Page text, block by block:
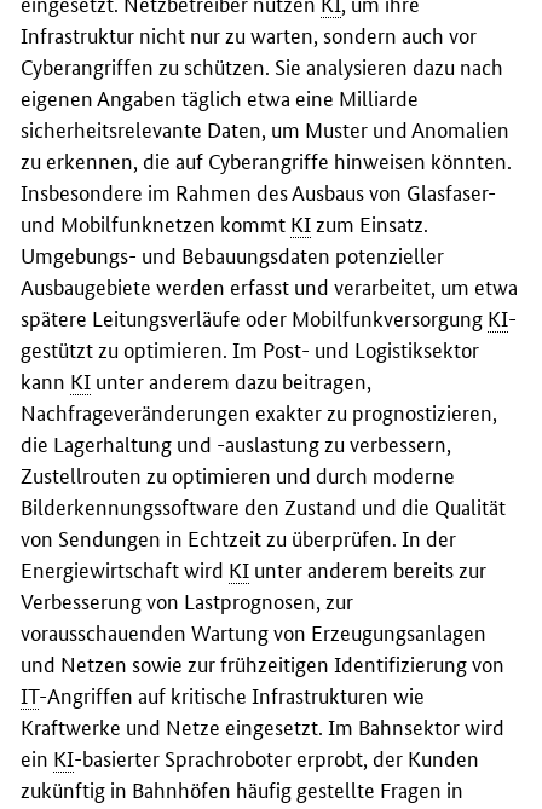
Infrastruktur nicht nur zu warten, sondern auch vor
Cyberangriffen zu schützen. Sie analysieren dazu nach
eigenen Angaben täglich etwa eine Milliarde
sicherheitsrelevante Daten, um Muster und Anomalien
zu erkennen, die auf Cyberangriffe hinweisen könnten.
Insbesondere im Rahmen des Ausbaus von Glasfaser-
und Mobilfunknetzen kommt KI zum Einsatz.
Umgebungs- und Bebauungsdaten potenzieller
Ausbaugebiete werden erfasst und verarbeitet, um etwa
spätere Leitungsverläufe oder Mobilfunkversorgung KI-
gestützt zu optimieren. Im Post- und Logistiksektor
kann KI unter anderem dazu beitragen,
Nachfrageveränderungen exakter zu prognostizieren,
die Lagerhaltung und -auslastung zu verbessern,
Zustellrouten zu optimieren und durch moderne
Bilderkennungssoftware den Zustand und die Qualität
von Sendungen in Echtzeit zu überprüfen. In der
Energiewirtschaft wird KI unter anderem bereits zur
Verbesserung von Lastprognosen, zur
vorausschauenden Wartung von Erzeugungsanlagen
und Netzen sowie zur frühzeitigen Identifizierung von
IT-Angriffen auf kritische Infrastrukturen wie
Kraftwerke und Netze eingesetzt. Im Bahnsektor wird
ein KI-basierter Sprachroboter erprobt, der Kunden
zukünftig in Bahnhöfen häufig gestellte Fragen in